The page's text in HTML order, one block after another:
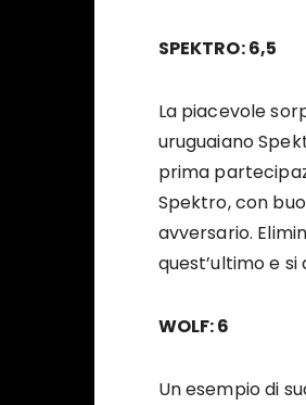
SPEKTRO: 6,5
La piacevole
uruguaiano
prima
Spektro, con
avversario.
quest’ultimo e
WOLF: 6
Un esempio di